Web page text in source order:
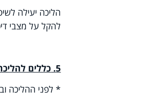
הליכה יעילה
להקל על מצבי
5. כללים
* לפני ההליכה